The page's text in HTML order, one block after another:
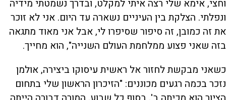
וחצי, אימא שלי רצה איתי למקלט, ובדרך נשמטתי מידיה
ונפלתי. הצלקת בין העיניים נשארה עד היום. אני לא זוכר
את זה כמובן, זה סיפור שסיפרו לי, אבל אני מאוד מתגאה
בזה שאני פצוע ממלחמת העולם השנייה", הוא מחייך.
כשאני מבקשת לחזור אל ראשית עיסוקו ביצירה, אולמן
נזכר בכמה רגעים מכוננים: "הזיכרון הראשון שלי בתחום